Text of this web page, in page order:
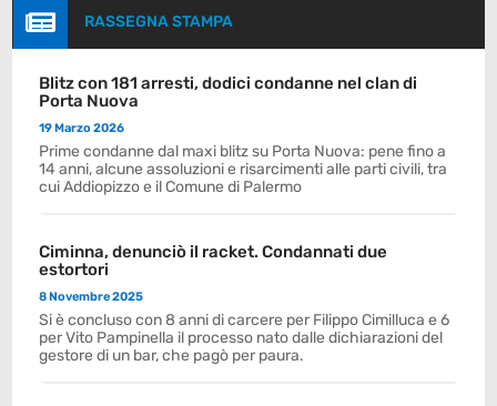
 RASSEGNA STAMPA
Blitz con 181 arresti, dodici condanne nel clan di
Porta Nuova
19 Marzo 2026
Prime condanne dal maxi blitz su Porta Nuova: pene fino a
14 anni, alcune assoluzioni e risarcimenti alle parti civili, tra
cui Addiopizzo e il Comune di Palermo
Ciminna, denunciò il racket. Condannati due
estortori
8 Novembre 2025
Si è concluso con 8 anni di carcere per Filippo Cimilluca e 6
per Vito Pampinella il processo nato dalle dichiarazioni del
gestore di un bar, che pagò per paura.